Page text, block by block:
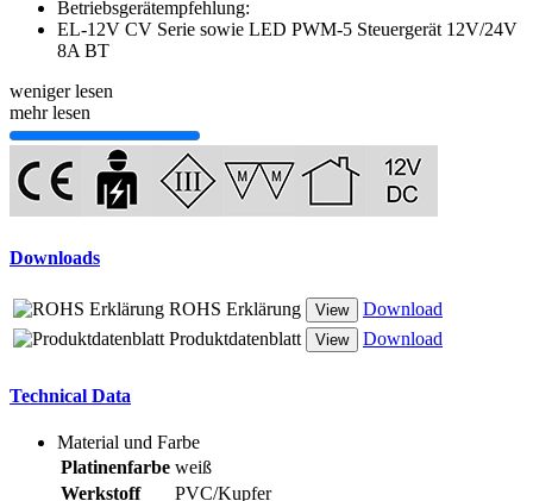
Betriebsgerätempfehlung:
EL-12V CV Serie sowie LED PWM-5 Steuergerät 12V/24V
8A BT
weniger lesen
mehr lesen
Downloads
ROHS Erklärung View
Download
Produktdatenblatt
View Download
Technical Data
Material und Farbe
Platinenfarbe weiß
Werkstoff
PVC/Kupfer